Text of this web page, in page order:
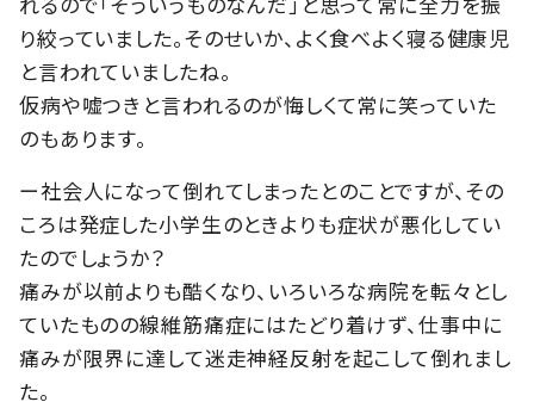
り絞っていました。そのせいか、よく食べよく寝る健康児
と言われていましたね。
仮病や嘘つきと言われるのが悔しくて常に笑っていた
のもあります。
ー社会人になって倒れてしまったとのことですが、その
ころは発症した小学生のときよりも症状が悪化してい
たのでしょうか？
痛みが以前よりも酷くなり、いろいろな病院を転々とし
ていたものの線維筋痛症にはたどり着けず、仕事中に
痛みが限界に達して迷走神経反射を起こして倒れまし
た。